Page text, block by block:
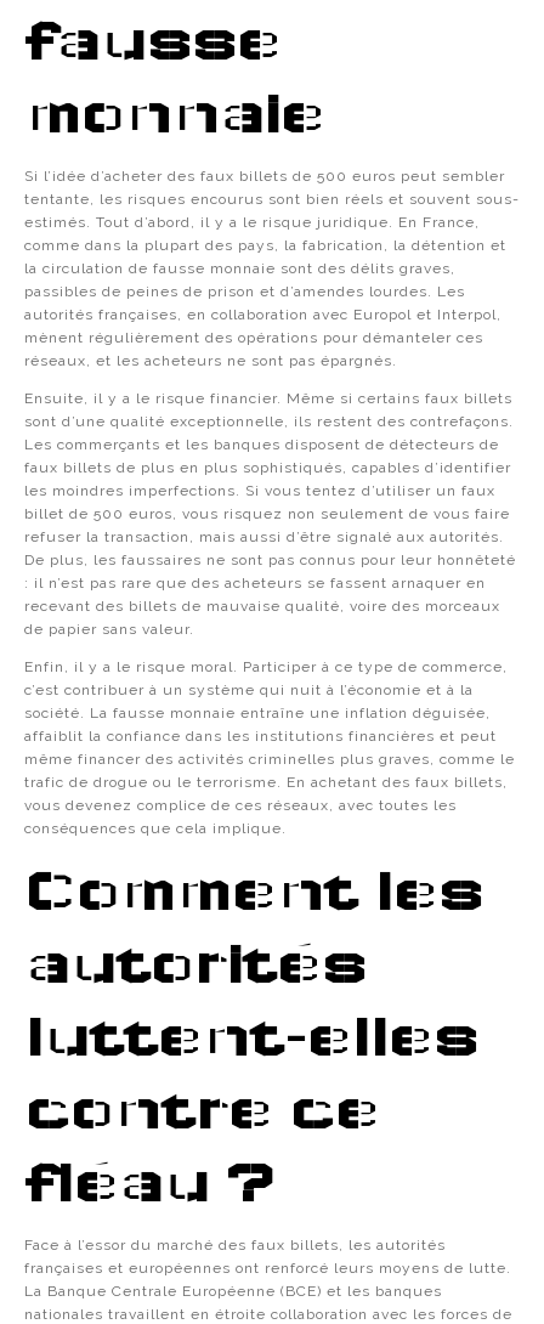
fausse
monnaie
Si l’idée d’acheter des faux billets de 500 euros peut sembler
tentante, les risques encourus sont bien réels et souvent sous-
estimés. Tout d’abord, il y a le risque juridique. En France,
comme dans la plupart des pays, la fabrication, la détention et
la circulation de fausse monnaie sont des délits graves,
passibles de peines de prison et d’amendes lourdes. Les
autorités françaises, en collaboration avec Europol et Interpol,
mènent régulièrement des opérations pour démanteler ces
réseaux, et les acheteurs ne sont pas épargnés.
Ensuite, il y a le risque financier. Même si certains faux billets
sont d’une qualité exceptionnelle, ils restent des contrefaçons.
Les commerçants et les banques disposent de détecteurs de
faux billets de plus en plus sophistiqués, capables d’identifier
les moindres imperfections. Si vous tentez d’utiliser un faux
billet de 500 euros, vous risquez non seulement de vous faire
refuser la transaction, mais aussi d’être signalé aux autorités.
De plus, les faussaires ne sont pas connus pour leur honnêteté
: il n’est pas rare que des acheteurs se fassent arnaquer en
recevant des billets de mauvaise qualité, voire des morceaux
de papier sans valeur.
Enfin, il y a le risque moral. Participer à ce type de commerce,
c’est contribuer à un système qui nuit à l’économie et à la
société. La fausse monnaie entraîne une inflation déguisée,
affaiblit la confiance dans les institutions financières et peut
même financer des activités criminelles plus graves, comme le
trafic de drogue ou le terrorisme. En achetant des faux billets,
vous devenez complice de ces réseaux, avec toutes les
conséquences que cela implique.
Comment les
autorités
luttent-elles
contre ce
fléau ?
Face à l’essor du marché des faux billets, les autorités
françaises et européennes ont renforcé leurs moyens de lutte.
La Banque Centrale Européenne (BCE) et les banques
nationales travaillent en étroite collaboration avec les forces de